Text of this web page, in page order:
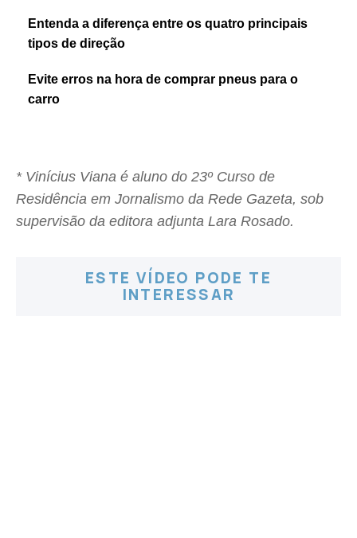
Entenda a diferença entre os quatro principais
tipos de direção
Evite erros na hora de comprar pneus para o
carro
* Vinícius Viana é aluno do 23º Curso de
Residência em Jornalismo da Rede Gazeta, sob
supervisão da editora adjunta Lara Rosado.
ESTE VÍDEO PODE TE
INTERESSAR